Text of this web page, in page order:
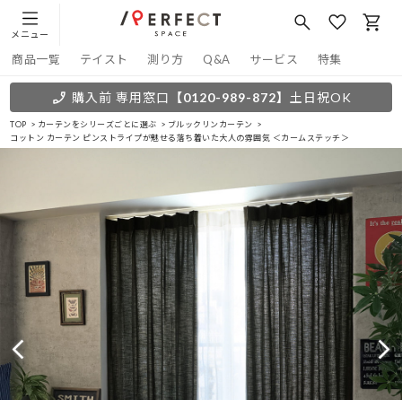
メニュー
商品一覧 テイスト 測り方 Q&A サービス 特集
購入前 専用窓口 【0120-989-872】 土日祝OK
TOP カーテンをシリーズごとに選ぶ
ブルックリンカーテン
コットン カーテン ピンストライプが魅せる落ち着いた大人の雰囲気 ＜カームステッチ＞